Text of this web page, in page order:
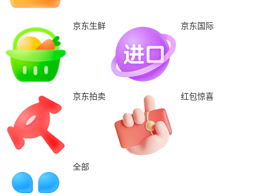
京东生鲜 京东国际
京东拍卖 红包惊喜
全部